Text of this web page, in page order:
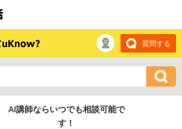
質問する
AI講師ならいつでも相談可能で
す！